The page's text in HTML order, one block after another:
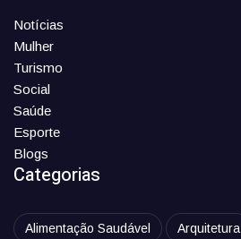
Notícias
Mulher
Turismo
Social
Saúde
Esporte
Blogs
Categorias
Alimentação Saudável Arquitetura